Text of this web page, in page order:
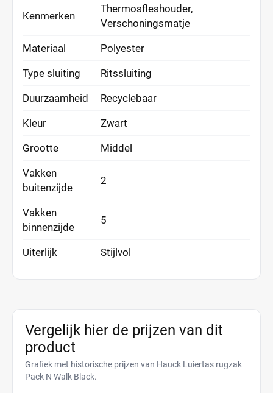
Kenmerken
Thermosfleshouder,
Verschoningsmatje
Materiaal Polyester
Type sluiting Ritssluiting
Duurzaamheid Recyclebaar
Kleur Zwart
Grootte Middel
Vakken
buitenzijde
2
Vakken
binnenzijde
5
Uiterlijk Stijlvol
Vergelijk hier de prijzen van dit
product
Grafiek met historische prijzen van Hauck Luiertas rugzak
Pack N Walk Black.